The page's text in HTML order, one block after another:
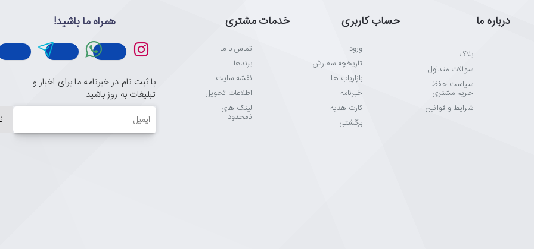
درباره ما
بلاگ
سوالات متداول
سیاست حفظ
حریم مشتری
شرایط و قوانین
حساب کاربری
ورود
تاریخچه سفارش
بازاریاب ها
خبرنامه
کارت هدیه
برگشتی
خدمات مشتری
تماس با ما
برندها
نقشه سایت
اطلاعات تحویل
لینک های
نامحدود
همراه ما باشید!
با ثبت نام در خبرنامه ما برای اخبار و
تبلیغات به روز باشید
ایمیل